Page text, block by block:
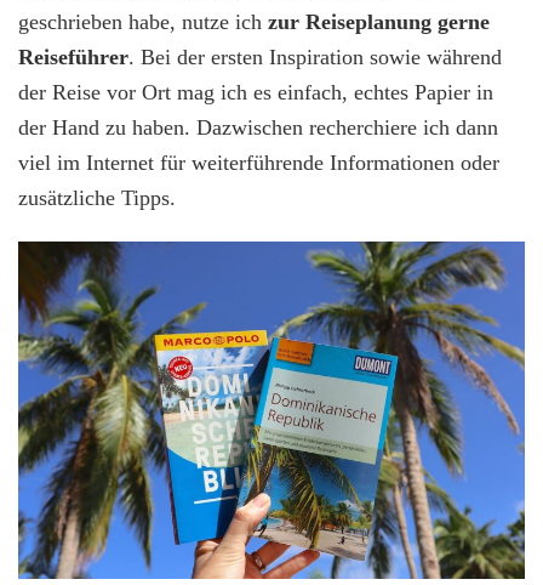
geschrieben habe, nutze ich zur Reiseplanung gerne
Reiseführer. Bei der ersten Inspiration sowie während
der Reise vor Ort mag ich es einfach, echtes Papier in
der Hand zu haben. Dazwischen recherchiere ich dann
viel im Internet für weiterführende Informationen oder
zusätzliche Tipps.